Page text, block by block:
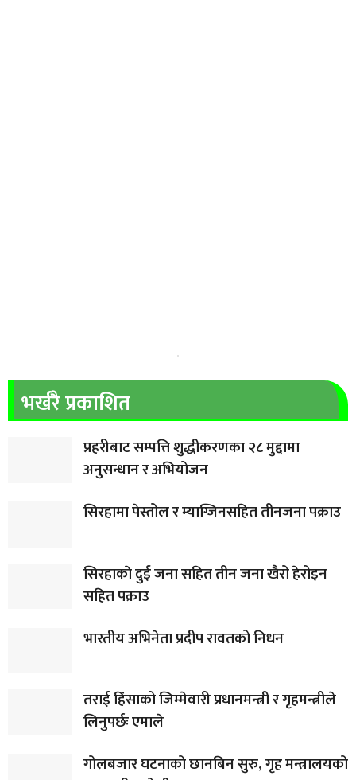
भर्खरै प्रकाशित
प्रहरीबाट सम्पत्ति शुद्धीकरणका २८ मुद्दामा
अनुसन्धान र अभियोजन
सिरहामा पेस्तोल र म्याग्जिनसहित तीनजना पक्राउ
सिरहाकाे दुई जना सहित तीन जना खैरो हेरोइन
सहित पक्राउ
भारतीय अभिनेता प्रदीप रावतको निधन
तराई हिंसाको जिम्मेवारी प्रधानमन्त्री र गृहमन्त्रीले
लिनुपर्छः एमाले
गोलबजार घटनाको छानबिन सुरु, गृह मन्त्रालयको